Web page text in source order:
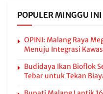
POPULER MINGGU INI
OPINI: Malang Raya
Menuju Integrasi
Budidaya Ikan Bioflok
Tebar untuk Tekan